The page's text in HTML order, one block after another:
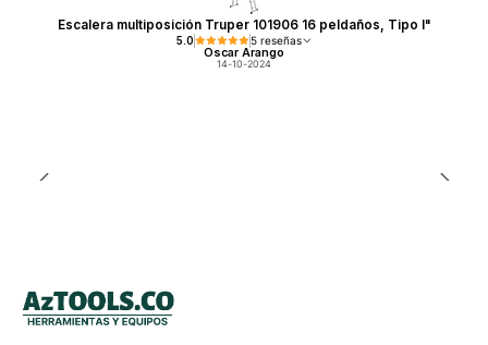
Escalera multiposición Truper 101906 16 peldaños, Tipo I"
5.0 5 reseñas
Oscar Arango
14-10-2024